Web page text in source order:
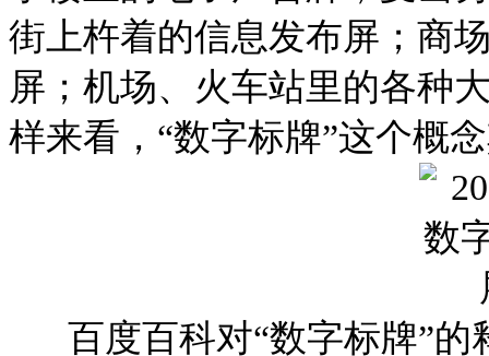
街上杵着的信息发布屏；商
屏；机场、火车站里的各
样来看，“数字标牌”这个概
百度百科对“数字标牌”的